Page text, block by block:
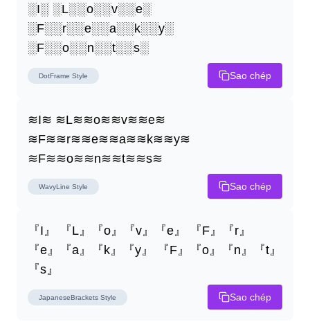
░I░ ░L░░o░░v░░e░
░F░░r░░e░░a░░k░░y░
░F░░o░░n░░t░░s░
DotFrame Style Sao chép
≋I≋ ≋L≋≋o≋≋v≋≋e≋
≋F≋≋r≋≋e≋≋a≋≋k≋≋y≋
≋F≋≋o≋≋n≋≋t≋≋s≋
WavyLine Style Sao chép
『I』 『L』『o』『v』『e』 『F』『r』
『e』『a』『k』『y』 『F』『o』『n』『t』
『s』
JapaneseBrackets Style Sao chép